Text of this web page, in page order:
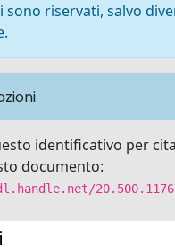
riservati, salvo
identificativo per
documento: